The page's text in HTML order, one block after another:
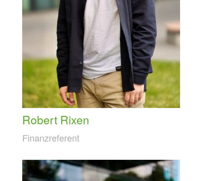
Robert Rixen
Finanzreferent